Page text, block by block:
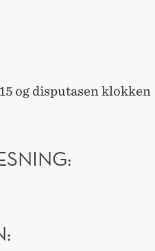
og disputasen klokken